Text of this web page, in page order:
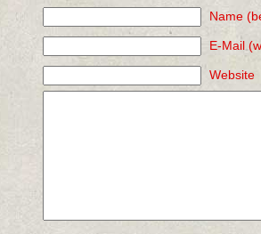
Name
E-Mail
Website